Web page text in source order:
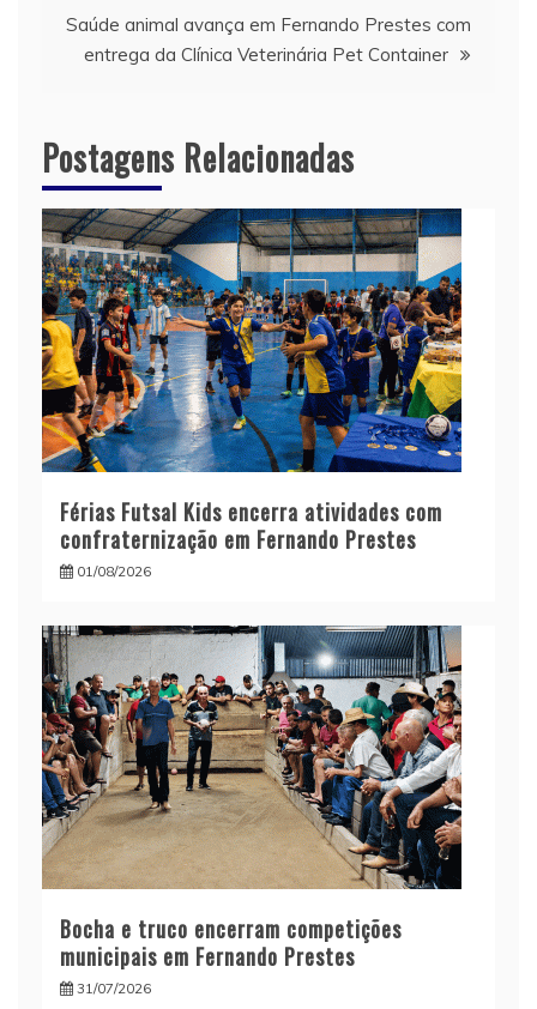
Post
Saúde animal avança em Fernando Prestes com
entrega da Clínica Veterinária Pet Container
Postagens Relacionadas
Férias Futsal Kids encerra atividades com
confraternização em Fernando Prestes
01/08/2026
Bocha e truco encerram competições
municipais em Fernando Prestes
31/07/2026